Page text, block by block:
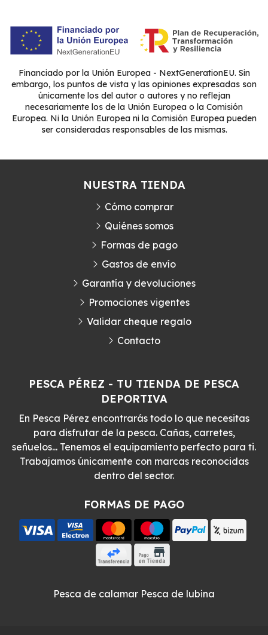
Financiado por la Unión Europea - NextGenerationEU. Sin
embargo, los puntos de vista y las opiniones expresadas son
únicamente los del autor o autores y no reflejan
necesariamente los de la Unión Europea o la Comisión
Europea. Ni la Unión Europea ni la Comisión Europea pueden
ser consideradas responsables de las mismas.
PESCA PÉREZ - TU TIENDA DE PESCA
DEPORTIVA
En Pesca Pérez encontrarás todo lo que necesitas
para disfrutar de la pesca. Cañas, carretes,
señuelos... Tenemos el equipamiento perfecto para ti.
Trabajamos únicamente con marcas reconocidas
dentro del sector.
FORMAS DE PAGO
NUESTRA TIENDA
Cómo comprar
Quiénes somos
Formas de pago
Gastos de envío
Garantía y devoluciones
Promociones vigentes
Validar cheque regalo
Contacto
Pesca de calamar Pesca de lubina